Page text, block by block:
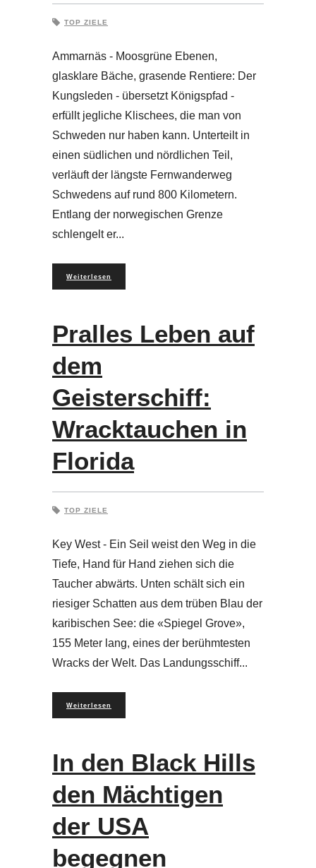
TOP ZIELE
Ammarnäs - Moosgrüne Ebenen,
glasklare Bäche, grasende Rentiere: Der
Kungsleden - übersetzt Königspfad -
erfüllt jegliche Klischees, die man von
Schweden nur haben kann. Unterteilt in
einen südlichen und nördlichen Teil,
verläuft der längste Fernwanderweg
Schwedens auf rund 800 Kilometern.
Entlang der norwegischen Grenze
schlengelt er
Weiterlesen
Pralles Leben auf
dem
Geisterschiff:
Wracktauchen in
Florida
TOP ZIELE
Key West - Ein Seil weist den Weg in die
Tiefe, Hand für Hand ziehen sich die
Taucher abwärts. Unten schält sich ein
riesiger Schatten aus dem trüben Blau der
karibischen See: die «Spiegel Grove»,
155 Meter lang, eines der berühmtesten
Wracks der Welt. Das Landungsschiff
Weiterlesen
In den Black Hills
den Mächtigen
der USA
begegnen